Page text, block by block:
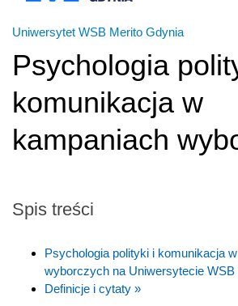
Uniwersytet WSB Merito Gdynia
Psychologia
komunikacja w
kampaniach
Spis treści
Psychologia polityki i komunikacja
wyborczych na Uniwersytecie WSB
Definicje i cytaty »